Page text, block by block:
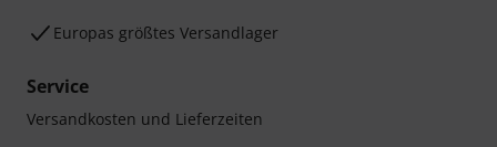
Europas größtes Versandlager
Service
Versandkosten und Lieferzeiten